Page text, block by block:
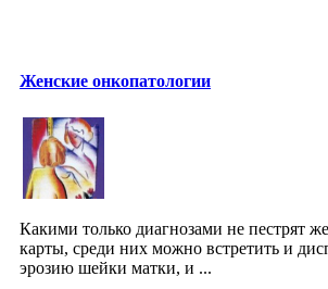
Женские онкопатологии
Какими только диагнозами не пестрят
карты, среди них можно встретить и
эрозию шейки матки, и ...